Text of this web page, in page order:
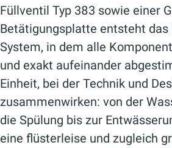
Füllventil Typ 383 sowie einer
Betätigungsplatte entsteht das
System, in dem alle
und exakt aufeinander
Einheit, bei der Technik und
zusammenwirken: von der
die Spülung bis zur
eine flüsterleise und zugleich